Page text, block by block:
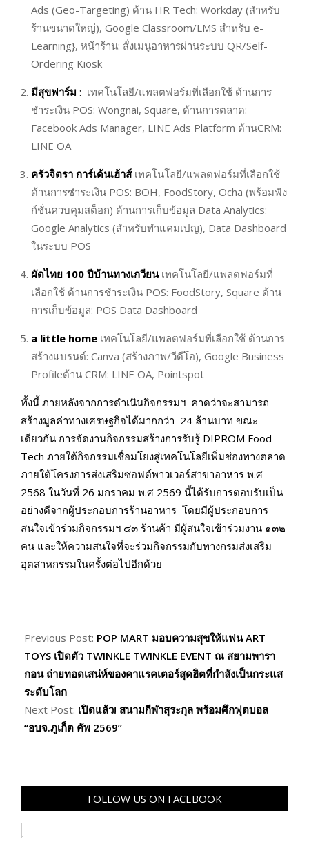
Ads (Geo-Targeting) ด้าน HR Tech: Workday (สำหรับ
ร้านขนาดใหญ่), Google Classroom/LMS สำหรับ e-
Learning}, หน้าร้าน: สั่งเมนูอาหารผ่านระบบ QR/Self-
Ordering Kiosk
มีสุขฟาร์ม : เทคโนโลยี/แพลตฟอร์มที่เลือกใช้ ด้านการ
ชำระเงิน POS: Wongnai, Square, ด้านการตลาด:
Facebook Ads Manager, LINE Ads Platform ด้านCRM:
LINE OA
ครัวจิตรา การ์เด้นเฮ้าส์ เทคโนโลยี/แพลตฟอร์มที่เลือกใช้
ด้านการชำระเงิน POS: BOH, FoodStory, Ocha (พร้อมฟัง
ก์ชั่นควบคุมสต็อก) ด้านการเก็บข้อมูล Data Analytics:
Google Analytics (สำหรับทำแคมเปญ), Data Dashboard
ในระบบ POS
ผัดไทย 100 ปีบ้านทางเกวียน เทคโนโลยี/แพลตฟอร์มที่
เลือกใช้ ด้านการชำระเงิน POS: FoodStory, Square ด้าน
การเก็บข้อมูล: POS Data Dashboard
a little home เทคโนโลยี/แพลตฟอร์มที่เลือกใช้ ด้านการ
สร้างแบรนด์: Canva (สร้างภาพ/วีดีโอ), Google Business
Profileด้าน CRM: LINE OA, Pointspot
ทั้งนี้ ภายหลังจากการดำเนินกิจกรรมฯ คาดว่าจะสามารถ
สร้างมูลค่าทางเศรษฐกิจได้มากกว่า 24 ล้านบาท ขณะ
เดียวกัน การจัดงานกิจกรรมสร้างการรับรู้ DIPROM Food
Tech ภายใต้กิจกรรมเชื่อมโยงสู่เทคโนโลยีเพิ่มช่องทางตลาด
ภายใต้โครงการส่งเสริมซอฟต์พาวเวอร์สาขาอาหาร พ.ศ
2568 ในวันที่ 26 มกราคม พ.ศ 2569 นี้ได้รับการตอบรับเป็น
อย่างดีจากผู้ประกอบการร้านอาหาร โดยมีผู้ประกอบการ
สนใจเข้าร่วมกิจกรรมฯ ๔๓ ร้านค้า มีผู้สนใจเข้าร่วมงาน ๑๓๒
คน และให้ความสนใจที่จะร่วมกิจกรรมกับทางกรมส่งเสริม
อุตสาหกรรมในครั้งต่อไปอีกด้วย
01-
27
Previous Post: POP MART มอบความสุขให้แฟน ART
TOYS เปิดตัว TWINKLE TWINKLE EVENT ณ สยามพารา
กอน ถ่ายทอดเสน่ห์ของคาแรคเตอร์สุดฮิตที่กำลังเป็นกระแส
ระดับโลก
Next Post: เปิดแล้ว! สนามกีฬาสุระกุล พร้อมศึกฟุตบอล
“อบจ.ภูเก็ต คัพ 2569”
FOLLOW US ON FACEBOOK